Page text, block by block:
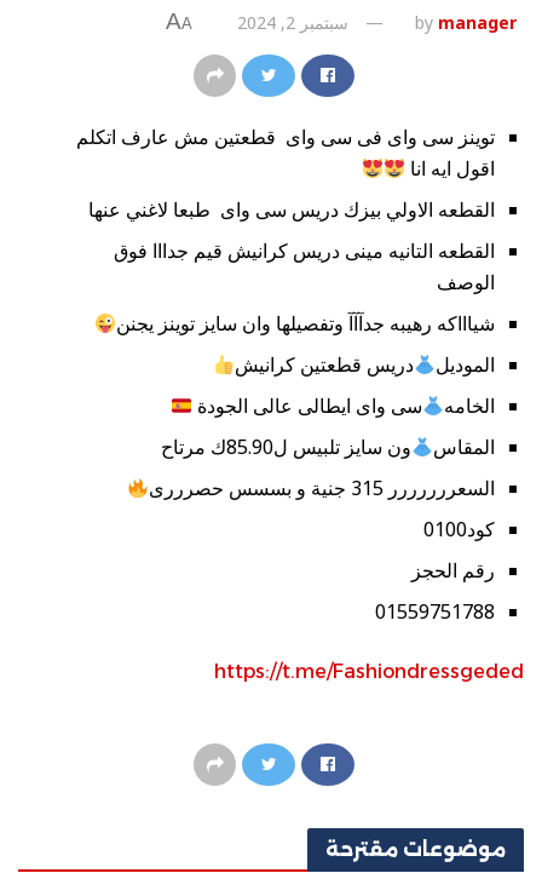
by manager سبتمبر 2, 2024 A
A
توينز سى واى فى سى واى قطعتين مش عارف اتكلم
اقول ايه انا
القطعه الاولي بيزك دريس سى واى طبعا لاغني عنها
القطعه التانيه مينى دريس كرانيش قيم جدااا فوق
الوصف
شياااكه رهيبه جدآآآ وتفصيلها وان سايز توينز يجنن
الموديل
دريس قطعتين كرانيش
الخامه
سى واى ايطالى عالى الجودة
المقاس
ون سايز تلبيس ل85.90ك مرتاح
السعررررررر 315 جنية و بسسس حصرررى
كود0100
رقم الحجز
01559751788
https://t.me/Fashiondressgeded
موضوعات مقترحة